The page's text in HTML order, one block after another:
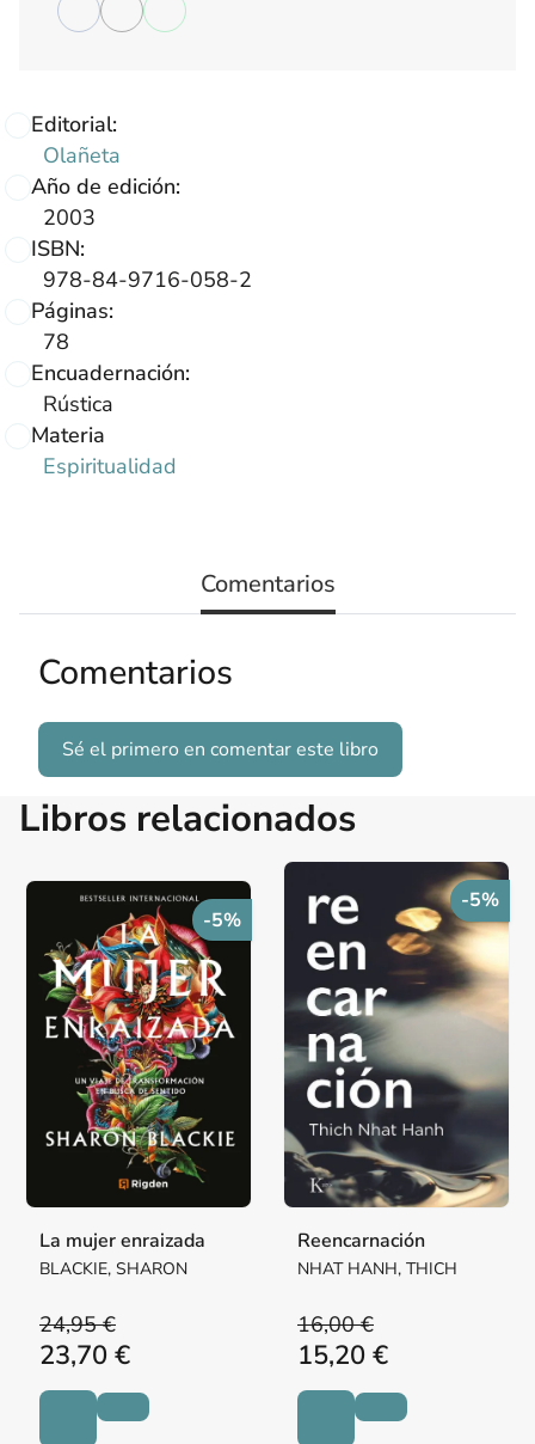
Editorial:
Olañeta
Año de edición:
2003
ISBN:
978-84-9716-058-2
Páginas:
78
Encuadernación:
Rústica
Materia
Espiritualidad
Comentarios
Comentarios
Sé el primero en comentar este libro
Libros relacionados
-5%
La mujer enraizada
BLACKIE, SHARON
24,95 €
23,70 €
-5%
Reencarnación
NHAT HANH, THICH
16,00 €
15,20 €